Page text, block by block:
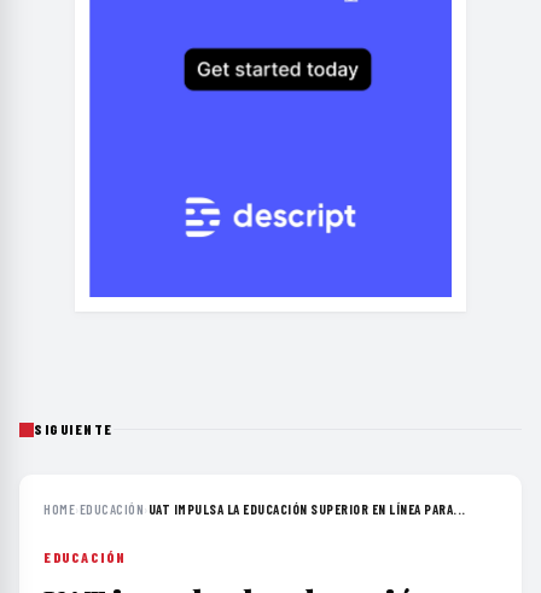
SIGUIENTE
HOME›EDUCACIÓN› UAT IMPULSA LA EDUCACIÓN SUPERIOR EN LÍNEA PARA...
EDUCACIÓN